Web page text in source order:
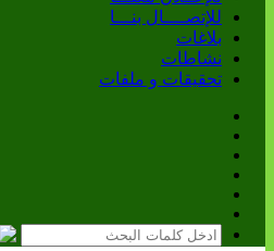
للإتصــــال بنـــا
بلاغات
نشاطات
تحقيقات و ملفات